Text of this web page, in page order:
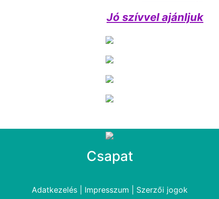
Jó szívvel ajánljuk
Csapat
Adatkezelés| Impresszum Szerzői jogok